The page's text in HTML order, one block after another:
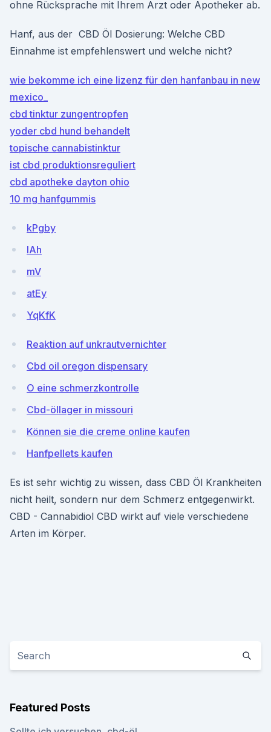
ohne Rücksprache mit Ihrem Arzt oder Apotheker ab.
Hanf, aus der CBD Öl Dosierung: Welche CBD
Einnahme ist empfehlenswert und welche nicht?
wie bekomme ich eine lizenz für den hanfanbau in new
mexico_
cbd tinktur zungentropfen
yoder cbd hund behandelt
topische cannabistinktur
ist cbd produktionsreguliert
cbd apotheke dayton ohio
10 mg hanfgummis
kPgby
lAh
mV
atEy
YqKfK
Reaktion auf unkrautvernichter
Cbd oil oregon dispensary
O eine schmerzkontrolle
Cbd-öllager in missouri
Können sie die creme online kaufen
Hanfpellets kaufen
Es ist sehr wichtig zu wissen, dass CBD Öl Krankheiten
nicht heilt, sondern nur dem Schmerz entgegenwirkt.
CBD - Cannabidiol CBD wirkt auf viele verschiedene
Arten im Körper.
Featured Posts